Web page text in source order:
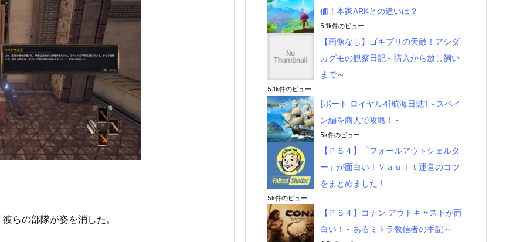
らの部隊が姿を消した。
価！本家ARKとの違いは？
5.1k件のビュー
【画像なし】ゴキブリの天敵！アシダ
カグモの観察日記～購入から放し飼い
まで～
5.1k件のビュー
[ポート ロイヤル4]航海日誌1～スペイ
ン編を商人で攻略！～
5k件のビュー
【ＰＳ４】「フォールアウトシェルタ
ー」が面白い！Ｖａｕｌｔ運営のコツ
をまとめました！
5k件のビュー
【ＰＳ４】コナン アウトキャストが面
白い！～あるミトラ教信者の手記～